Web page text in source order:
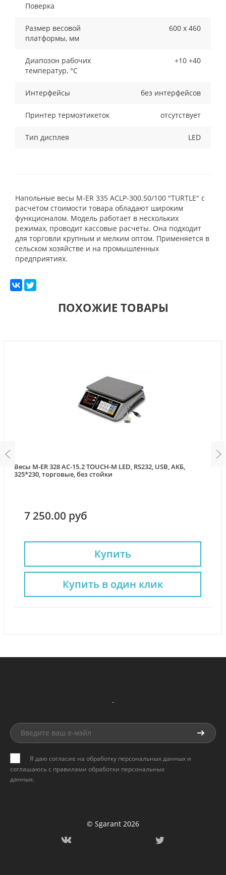
Поверка
Размер весовой
платформы, мм
600 х 460
Диапозон рабочих
температур, °С
+10 +40
Интерфейсы без интерфейсов
Принтер термоэтикеток отсутствует
Тип дисплея LED
Напольные весы M-ER 335 ACLP-300.50/100 "TURTLE" с
расчетом стоимости товара обладают широким
функционалом. Модель работает в нескольких
режимах, проводит кассовые расчеты. Она подходит
для торговли крупным и мелким оптом. Применяется в
сельском хозяйстве и на промышленных
предприятиях.
ПОХОЖИЕ ТОВАРЫ
Весы M-ER 328 AC-15.2 TOUCH-M LED, RS232, USB, АКБ,
325*230, торговые, без стойки
7 250.00 руб
Купить
Купить в один клик
-
Я даю согласие на обработку персональных данных и
соглашаюсь с правилами обработки персональных
данных.
© Sgarant 2026